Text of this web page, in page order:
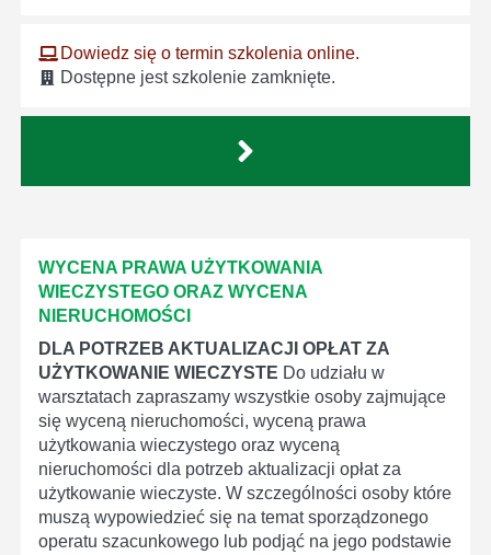
Dowiedz się o termin szkolenia online.
Dostępne jest szkolenie zamknięte.
WYCENA PRAWA UŻYTKOWANIA
WIECZYSTEGO ORAZ WYCENA
NIERUCHOMOŚCI
DLA POTRZEB AKTUALIZACJI OPŁAT ZA
UŻYTKOWANIE WIECZYSTE Do udziału w
warsztatach zapraszamy wszystkie osoby zajmujące
się wyceną nieruchomości, wyceną prawa
użytkowania wieczystego oraz wyceną
nieruchomości dla potrzeb aktualizacji opłat za
użytkowanie wieczyste. W szczególności osoby które
muszą wypowiedzieć się na temat sporządzonego
operatu szacunkowego lub podjąć na jego podstawie